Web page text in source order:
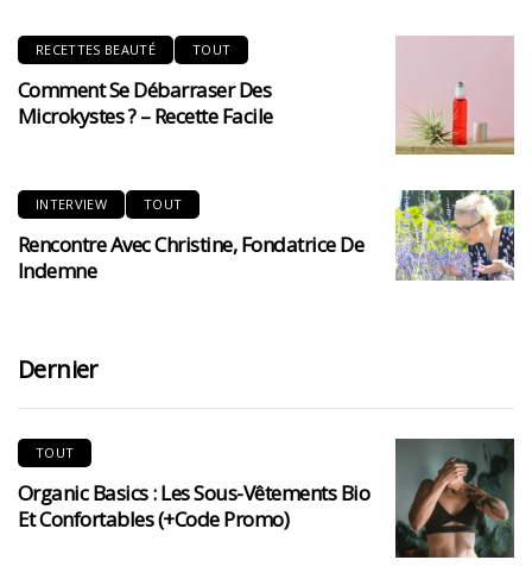
RECETTES BEAUTÉ TOUT
Comment Se Débarraser Des
Microkystes ? – Recette Facile
INTERVIEW TOUT
Rencontre Avec Christine, Fondatrice De
Indemne
Dernier
TOUT
Organic Basics : Les Sous-Vêtements Bio
Et Confortables (+code Promo)